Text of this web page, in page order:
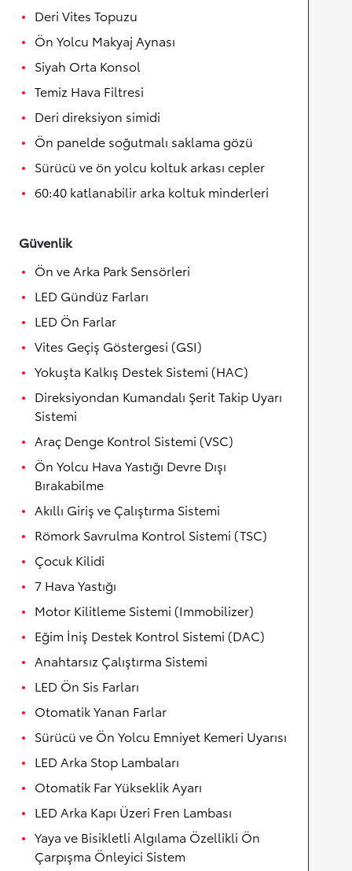
Deri Vites Topuzu
Ön Yolcu Makyaj Aynası
Siyah Orta Konsol
Temiz Hava Filtresi
Deri direksiyon simidi
Ön panelde soğutmalı saklama gözü
Sürücü ve ön yolcu koltuk arkası cepler
60:40 katlanabilir arka koltuk minderleri
Güvenlik
Ön ve Arka Park Sensörleri
LED Gündüz Farları
LED Ön Farlar
Vites Geçiş Göstergesi (GSI)
Yokuşta Kalkış Destek Sistemi (HAC)
Direksiyondan Kumandalı Şerit Takip Uyarı
Sistemi
Araç Denge Kontrol Sistemi (VSC)
Ön Yolcu Hava Yastığı Devre Dışı
Bırakabilme
Akıllı Giriş ve Çalıştırma Sistemi
Römork Savrulma Kontrol Sistemi (TSC)
Çocuk Kilidi
7 Hava Yastığı
Motor Kilitleme Sistemi (Immobilizer)
Eğim İniş Destek Kontrol Sistemi (DAC)
Anahtarsız Çalıştırma Sistemi
LED Ön Sis Farları
Otomatik Yanan Farlar
Sürücü ve Ön Yolcu Emniyet Kemeri Uyarısı
LED Arka Stop Lambaları
Otomatik Far Yükseklik Ayarı
LED Arka Kapı Üzeri Fren Lambası
Yaya ve Bisikletli Algılama Özellikli Ön
Çarpışma Önleyici Sistem